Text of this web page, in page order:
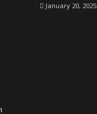
January 20, 2025